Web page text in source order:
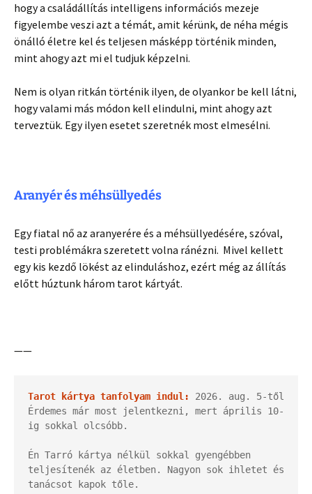
hogy a családállítás intelligens információs mezeje
figyelembe veszi azt a témát, amit kérünk, de néha mégis
önálló életre kel és teljesen másképp történik minden,
mint ahogy azt mi el tudjuk képzelni.
Nem is olyan ritkán történik ilyen, de olyankor be kell látni,
hogy valami más módon kell elindulni, mint ahogy azt
terveztük. Egy ilyen esetet szeretnék most elmesélni.
Aranyér és méhsüllyedés
Egy fiatal nő az aranyerére és a méhsüllyedésére, szóval,
testi problémákra szeretett volna ránézni. Mivel kellett
egy kis kezdő lökést az elinduláshoz, ezért még az állítás
előtt húztunk három tarot kártyát.
——
Tarot kártya tanfolyam indul:
2026. aug. 5-től
Érdemes már most jelentkezni, mert április 10-
ig sokkal olcsóbb.
Én Tarró kártya nélkül sokkal gyengébben
teljesítenék az életben. Nagyon sok ihletet és
tanácsot kapok tőle.